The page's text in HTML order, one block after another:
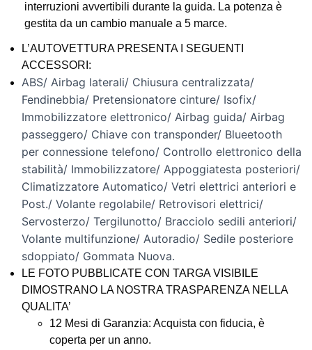
interruzioni avvertibili durante la guida. La potenza è
gestita da un cambio manuale a 5 marce.
L’AUTOVETTURA PRESENTA I SEGUENTI
ACCESSORI:
ABS/ Airbag laterali/ Chiusura centralizzata/
Fendinebbia/ Pretensionatore cinture/ Isofix/
Immobilizzatore elettronico/ Airbag guida/ Airbag
passeggero/ Chiave con transponder/ Blueetooth
per connessione telefono/ Controllo elettronico della
stabilità/ Immobilizzatore/ Appoggiatesta posteriori/
Climatizzatore Automatico/ Vetri elettrici anteriori e
Post./ Volante regolabile/ Retrovisori elettrici/
Servosterzo/ Tergilunotto/ Bracciolo sedili anteriori/
Volante multifunzione/ Autoradio/ Sedile posteriore
sdoppiato/ Gommata Nuova.
LE FOTO PUBBLICATE CON TARGA VISIBILE
DIMOSTRANO LA NOSTRA TRASPARENZA NELLA
QUALITA’
12 Mesi di Garanzia: Acquista con fiducia, è
coperta per un anno.